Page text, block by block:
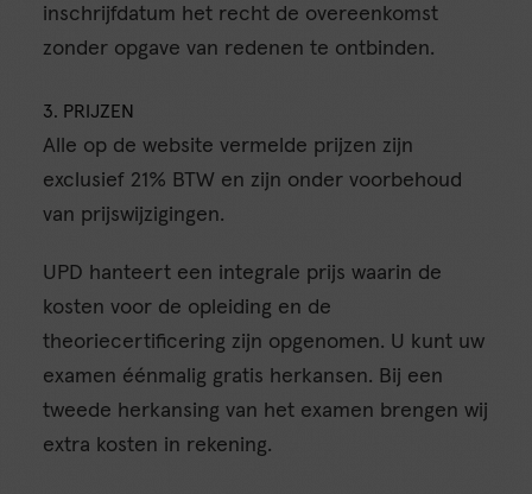
inschrijfdatum het recht de overeenkomst
zonder opgave van redenen te ontbinden.
3. PRIJZEN
Alle op de website vermelde prijzen zijn
exclusief 21% BTW en zijn onder voorbehoud
van prijswijzigingen.
UPD hanteert een integrale prijs waarin de
kosten voor de opleiding en de
theoriecertificering zijn opgenomen. U kunt uw
examen éénmalig gratis herkansen. Bij een
tweede herkansing van het examen brengen wij
extra kosten in rekening.